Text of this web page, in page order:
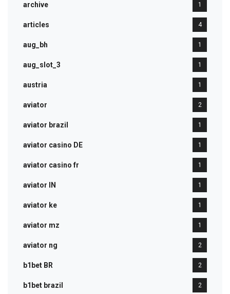
archive 1
articles 4
aug_bh 1
aug_slot_3 1
austria 1
aviator 2
aviator brazil 1
aviator casino DE 1
aviator casino fr 1
aviator IN 1
aviator ke 1
aviator mz 1
aviator ng 2
b1bet BR 2
b1bet brazil 2